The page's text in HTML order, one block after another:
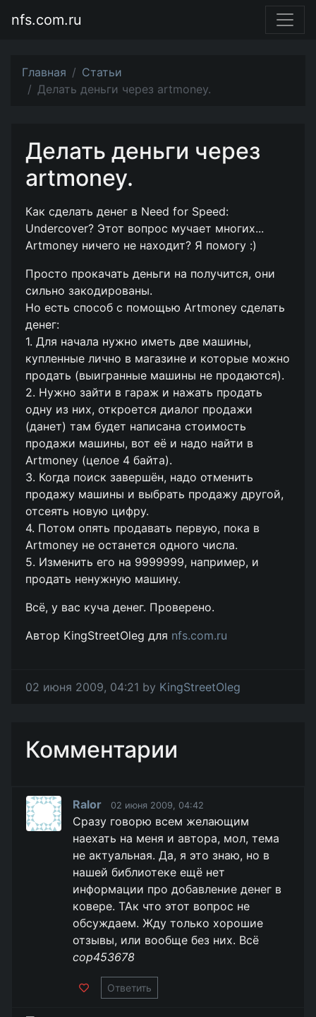
nfs.com.ru
Главная
Статьи
Делать деньги через artmoney.
Делать деньги через
artmoney.
Как сделать денег в Need for Speed:
Undercover? Этот вопрос мучает многих...
Artmoney ничего не находит? Я помогу :)
Просто прокачать деньги на получится, они
сильно закодированы.
Но есть способ с помощью Artmoney сделать
денег:
1. Для начала нужно иметь две машины,
купленные лично в магазине и которые можно
продать (выигранные машины не продаются).
2. Нужно зайти в гараж и нажать продать
одну из них, откроется диалог продажи
(данет) там будет написана стоимость
продажи машины, вот её и надо найти в
Artmoney (целое 4 байта).
3. Когда поиск завершён, надо отменить
продажу машины и выбрать продажу другой,
отсеять новую цифру.
4. Потом опять продавать первую, пока в
Artmoney не останется одного числа.
5. Изменить его на 9999999, например, и
продать ненужную машину.
Всё, у вас куча денег. Проверено.
Автор KingStreetOleg для nfs.com.ru
02 июня 2009, 04:21 by KingStreetOleg
Комментарии
Ralor 02 июня 2009, 04:42
Сразу говорю всем желающим
наехать на меня и автора, мол, тема
не актуальная. Да, я это знаю, но в
нашей библиотеке ещё нет
информации про добавление денег в
ковере. ТАк что этот вопрос не
обсуждаем. Жду только хорошие
отзывы, или вообще без них. Всё
cop453678
Ответить